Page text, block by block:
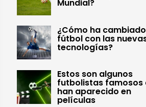
Mundial?
¿Cómo ha
fútbol con las
tecnologías?
Estos son algunos
futbolistas famosos
han aparecido en
películas